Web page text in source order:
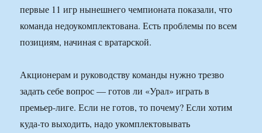
первые 11 игр нынешнего чемпионата показали, что
команда недоукомплектована. Есть проблемы по всем
позициям, начиная с вратарской.
Акционерам и руководству команды нужно трезво
задать себе вопрос — готов ли «Урал» играть в
премьер-лиге. Если не готов, то почему? Если хотим
куда-то выходить, надо укомплектовывать